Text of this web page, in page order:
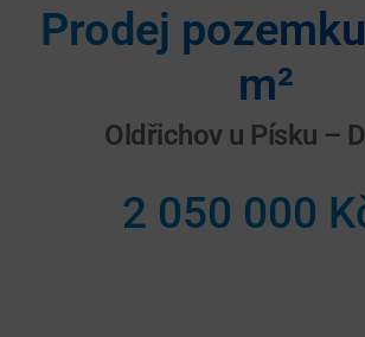
Prodej
m²
Oldřichov u Písku –
2 050 000